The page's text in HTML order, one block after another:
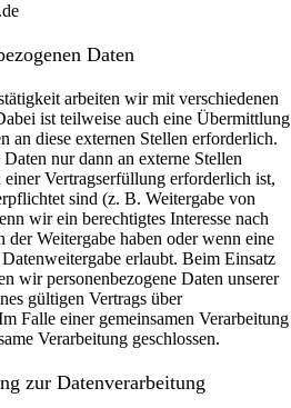
Daten
arbeiten wir mit verschiedenen
ist teilweise auch eine Übermittlung
an diese externen Stellen erforderlich.
nur dann an externe Stellen
Vertragserfüllung erforderlich ist,
sind (z. B. Weitergabe von
wir ein berechtigtes Interesse nach
Weitergabe haben oder wenn eine
erlaubt. Beim Einsatz
wir personenbezogene Daten unserer
gültigen Vertrags über
Falle einer gemeinsamen Verarbeitung
Verarbeitung geschlossen.
zur Datenverarbeitung